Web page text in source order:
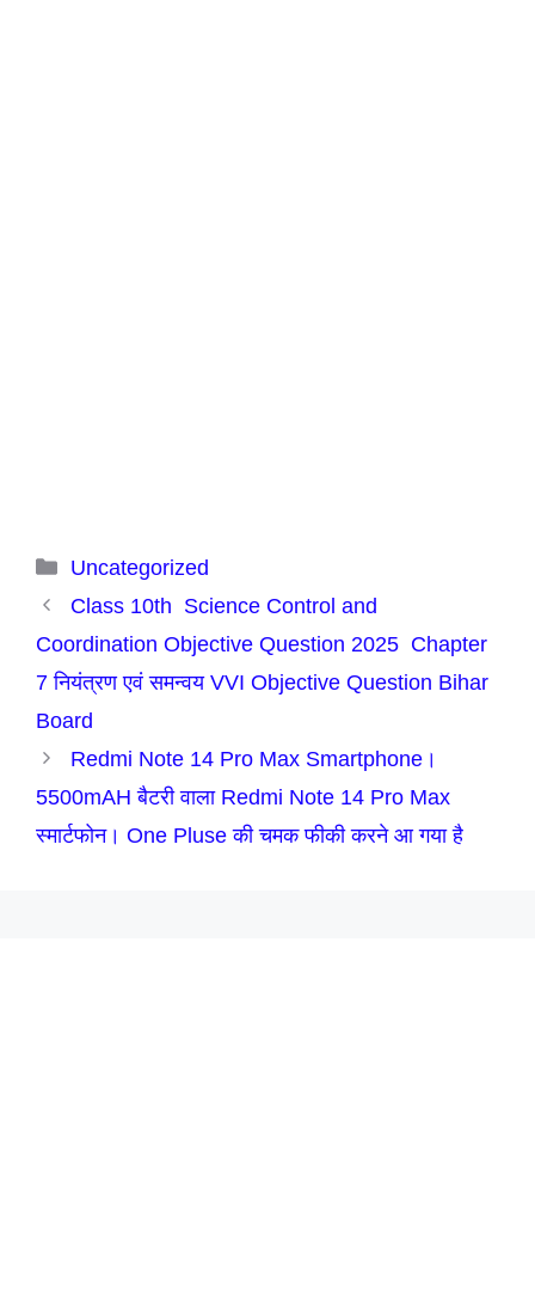
Categories
Uncategorized
Class 10th Science Control and
Coordination Objective Question 2025 Chapter
7 नियंत्रण एवं समन्वय VVI Objective Question Bihar
Board
Redmi Note 14 Pro Max Smartphone।
5500mAH बैटरी वाला Redmi Note 14 Pro Max
स्मार्टफोन। One Pluse की चमक फीकी करने आ गया है